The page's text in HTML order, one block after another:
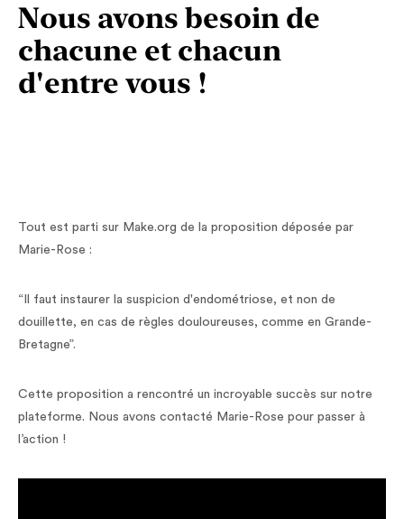
Nous avons besoin de
chacune et chacun
d'entre vous !
Tout est parti sur Make.org de la proposition déposée par
Marie-Rose :
“Il faut instaurer la suspicion d'endométriose, et non de
douillette, en cas de règles douloureuses, comme en Grande-
Bretagne”.
Cette proposition a rencontré un incroyable succès sur notre
plateforme. Nous avons contacté Marie-Rose pour passer à
l’action !